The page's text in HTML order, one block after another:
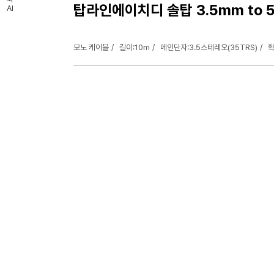
탑라인에이치디 솔탑 3.5mm to
모노 케이블 길이:10m 메인단자:3.5스테레오(35TRS)